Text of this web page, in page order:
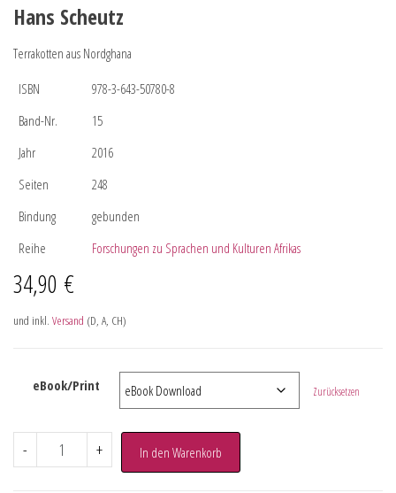
Hans Scheutz
Terrakotten aus Nordghana
ISBN
978-3-643-50780-8
Band-Nr.
15
Jahr
2016
Seiten
248
Bindung
gebunden
Reihe
Forschungen zu Sprachen und Kulturen Afrikas
34,90 €
und inkl. Versand (D, A, CH)
eBook/Print Zurücksetzen
- + In den Warenkorb